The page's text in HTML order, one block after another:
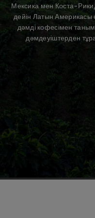
Мексика мен Коста-
дейін Латын Америкасы
дәмді кофесімен
дәмдеуіштерден
Қуырма